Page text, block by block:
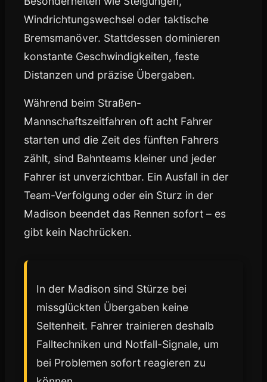
Windrichtungswechsel oder taktische
Bremsmanöver. Stattdessen dominieren
konstante Geschwindigkeiten, feste
Distanzen und präzise Übergaben.
Während beim Straßen-
Mannschaftszeitfahren oft acht Fahrer
starten und die Zeit des fünften Fahrers
zählt, sind Bahnteams kleiner und jeder
Fahrer ist unverzichtbar. Ein Ausfall in der
Team-Verfolgung oder ein Sturz in der
Madison beendet das Rennen sofort – es
gibt kein Nachrücken.
In der Madison sind Stürze bei
missglückten Übergaben keine
Seltenheit. Fahrer trainieren deshalb
Falltechniken und Notfall-Signale, um
bei Problemen sofort reagieren zu